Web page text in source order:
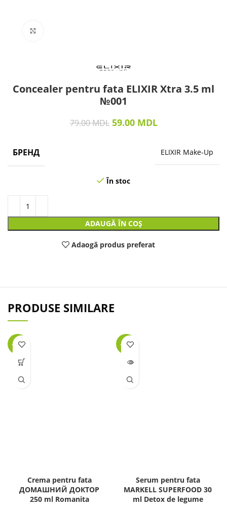
Concealer pentru fata ELIXIR Xtra 3.5 ml
№001
79.00MDL 59.00 MDL
БРЕНД ELIXIR Make-Up
În stoc
ADAUGĂ ÎN COȘ
Adaogă produs preferat
PRODUSE SIMILARE
-40%
Crema pentru fata
ДОМАШНИЙ ДОКТОР
250 ml Romanita
-45%
LIPSĂ
Serum pentru fata
MARKELL SUPERFOOD 30
ml Detox de legume